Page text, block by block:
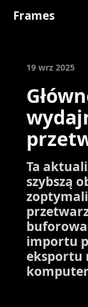
Frames
19 wrz 2025
Ta
szybszą
importu
eksportu